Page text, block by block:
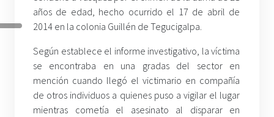
años de edad, hecho ocurrido el 17 de abril de
2014 en la colonia Guillén de Tegucigalpa.
Según establece el informe investigativo, la víctima
se encontraba en una gradas del sector en
mención cuando llegó el victimario en compañía
de otros individuos a quienes puso a vigilar el lugar
mientras cometía el asesinato al disparar en